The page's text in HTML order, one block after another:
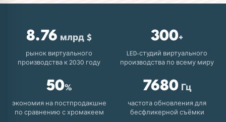
COB экраны
экраны с технологией Flip Chip
Кафе, бары, ночные клубы
Музеи, выставки
8.76 млрд $
рынок виртуального
производства к 2030 году
300+
LED-студий виртуального
производства по всему миру
50%
экономия на постпродакшне
по сравнению с хромакеем
7680 Гц
частота обновления для
бесфликерной съёмки